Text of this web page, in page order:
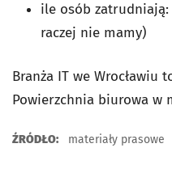
ile osób zatrudniają:
raczej nie mamy)
Branża IT we Wrocławiu
Powierzchnia biurowa w
ŹRÓDŁO: materiały prasowe